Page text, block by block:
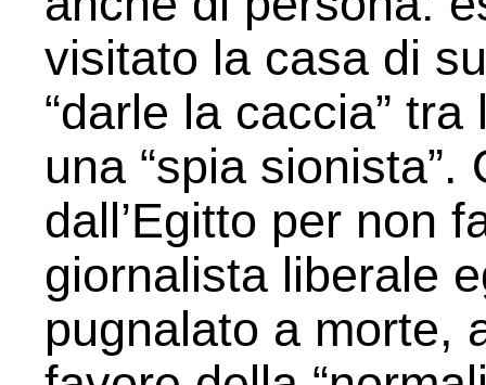
visitato la casa di
“darle la caccia”
una “spia
dall’Egitto per non
giornalista liberale
pugnalato a morte,